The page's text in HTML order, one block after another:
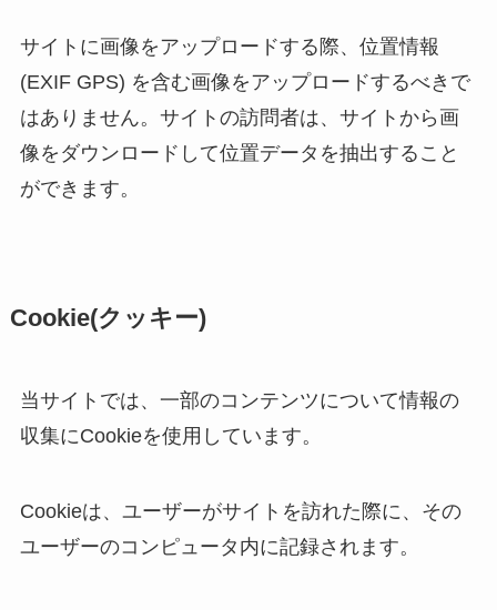
サイトに画像をアップロードする際、位置情報
(EXIF GPS) を含む画像をアップロードするべきで
はありません。サイトの訪問者は、サイトから画
像をダウンロードして位置データを抽出すること
ができます。
Cookie(クッキー)
当サイトでは、一部のコンテンツについて情報の
収集にCookieを使用しています。
Cookieは、ユーザーがサイトを訪れた際に、その
ユーザーのコンピュータ内に記録されます。